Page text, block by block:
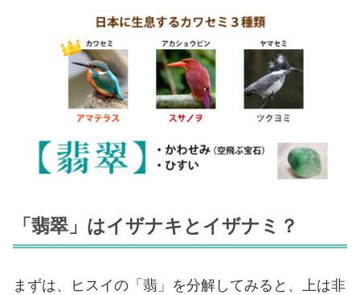
「翡翠」はイザナキとイザナミ？
まずは、ヒスイの「翡」を分解してみると、上は非